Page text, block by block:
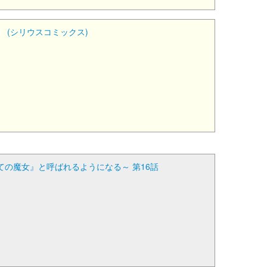
(シリウスコミックス)
魔女』と呼ばれるようになる～ 第16話